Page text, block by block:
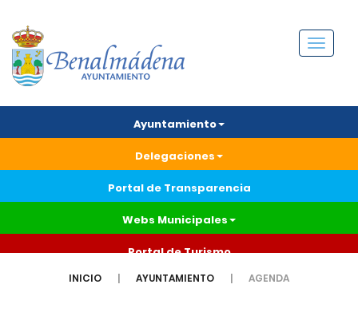
Menú
Ayuntamiento
Delegaciones
Portal de Transparencia
Webs Municipales
Portal de Turismo
INICIO AYUNTAMIENTO AGENDA